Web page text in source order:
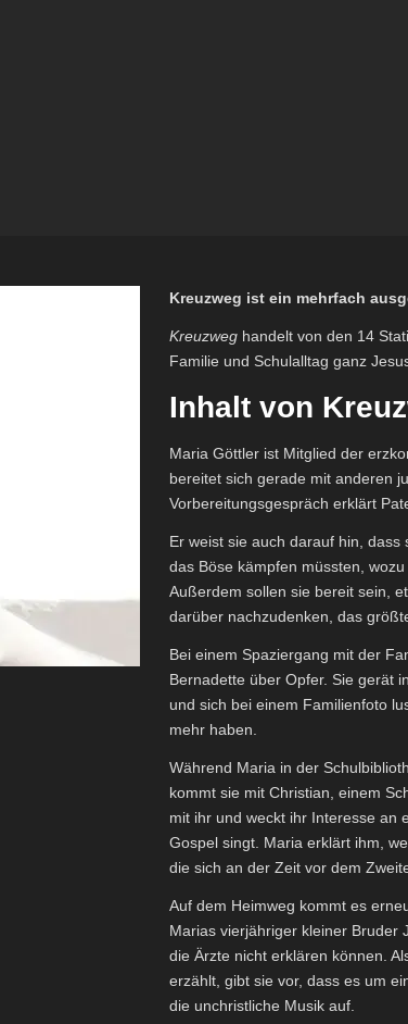
Kreuzweg ist ein mehrfach
Kreuzweg handelt von den 14
Familie und Schulalltag ganz
Inhalt von
Maria Göttler ist Mitglied der
bereitet sich gerade mit anderen
Vorbereitungsgespräch erklärt
Er weist sie auch darauf hin, dass
das Böse kämpfen müssten,
Außerdem sollen sie bereit sein,
darüber nachzudenken, das
Bei einem Spaziergang mit der
Bernadette über Opfer. Sie gerät
und sich bei einem Familienfoto
mehr haben.
Während Maria in der
kommt sie mit Christian, einem
mit ihr und weckt ihr Interesse an
Gospel singt. Maria erklärt ihm,
die sich an der Zeit vor dem
Auf dem Heimweg kommt es
Marias vierjähriger kleiner Bruder
die Ärzte nicht erklären können.
erzählt, gibt sie vor, dass es um
die unchristliche Musik auf.